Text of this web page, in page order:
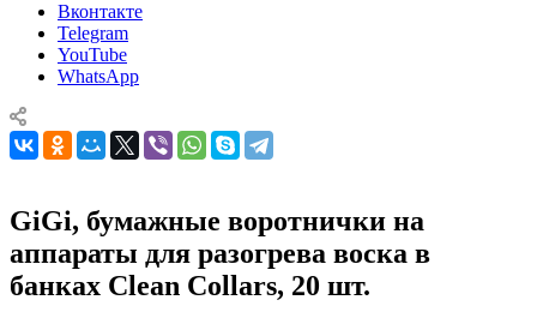
Вконтакте
Telegram
YouTube
WhatsApp
GiGi, бумажные воротнички на
аппараты для разогрева воска в
банках Clean Collars, 20 шт.